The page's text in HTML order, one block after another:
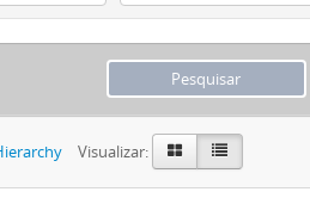
Visualizar: